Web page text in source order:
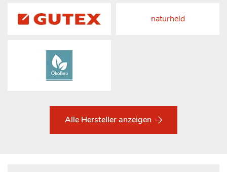
naturheld
Alle Hersteller anzeigen